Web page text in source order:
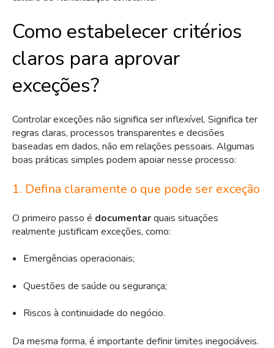
Como estabelecer critérios
claros para aprovar
exceções?
Controlar exceções não significa ser inflexível. Significa ter
regras claras, processos transparentes e decisões
baseadas em dados, não em relações pessoais. Algumas
boas práticas simples podem apoiar nesse processo:
1. Defina claramente o que pode ser exceção
O primeiro passo é documentarquais situações
realmente justificam exceções, como:
Emergências operacionais;
Questões de saúde ou segurança;
Riscos à continuidade do negócio.
Da mesma forma, é importante definir limites inegociáveis.